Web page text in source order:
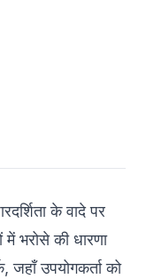
के वादे पर
भरोसे की धारणा
जहाँ उपयोगकर्ता को